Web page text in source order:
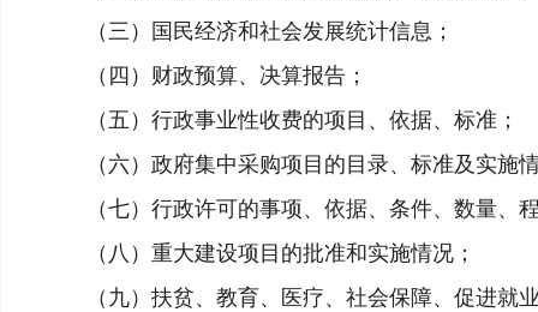
（三）国民经济和社会发展统计信息；
（四）财政预算、决算报告；
（五）行政事业性收费的项目、依据、标准；
（六）政府集中采购项目的目录、标准及实施
（七）行政许可的事项、依据、条件、数量、程
（八）重大建设项目的批准和实施情况；
（九）扶贫、教育、医疗、社会保障、促进就